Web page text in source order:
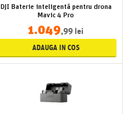
DJI Baterie inteligentă pentru drona
Mavic 4 Pro
1.049,99 lei
ADAUGA IN COS